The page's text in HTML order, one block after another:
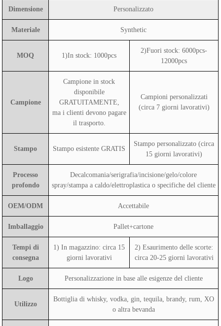
Dimensione Personalizzato
Materiale Synthetic
MOQ 1)In stock: 1000pcs
2)Fuori stock: 6000pcs-
12000pcs
Campione
Campione in stock
disponibile
GRATUITAMENTE,
ma i clienti devono pagare
il trasporto.
Campioni personalizzati
(circa 7 giorni lavorativi)
Stampo Stampo esistente GRATIS
Stampo personalizzato (circa
15 giorni lavorativi)
Processo
profondo
Decalcomania/serigrafia/incisione/gelo/colore
spray/stampa a caldo/elettroplastica o specifiche del cliente
OEM/ODM Accettabile
Imballaggio Pallet+cartone
Tempi di
consegna
1) In magazzino: circa 15
giorni lavorativi
2) Esaurimento delle scorte:
circa 20-25 giorni lavorativi
Logo Personalizzazione in base alle esigenze del cliente
Utilizzo
Bottiglia di whisky, vodka, gin, tequila, brandy, rum, XO
o altra bevanda